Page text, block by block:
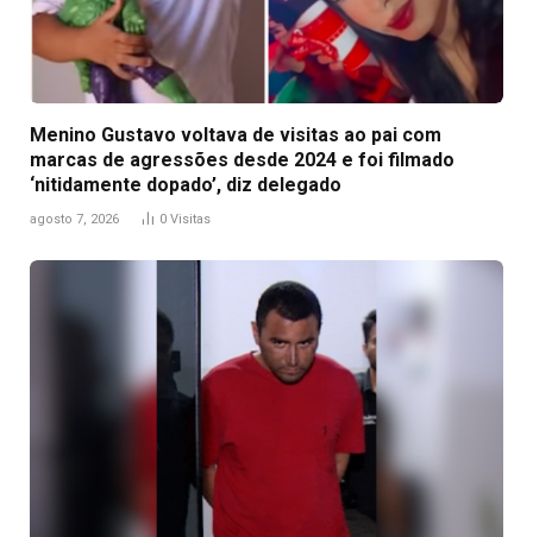
Menino Gustavo voltava de visitas ao pai com
marcas de agressões desde 2024 e foi filmado
‘nitidamente dopado’, diz delegado
agosto 7, 2026 0 Visitas